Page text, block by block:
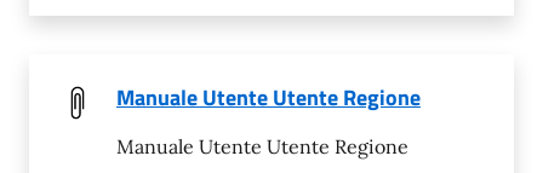
Manuale Utente Utente Regione
Manuale Utente Utente Regione